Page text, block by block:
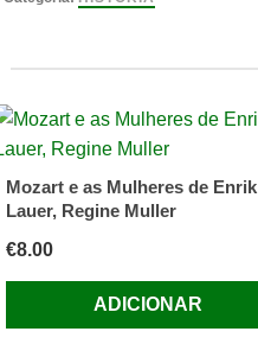
Série
-
Machado
Mozart e as Mulheres de Enrik
Lauer, Regine Muller
€8.00
ADICIONAR